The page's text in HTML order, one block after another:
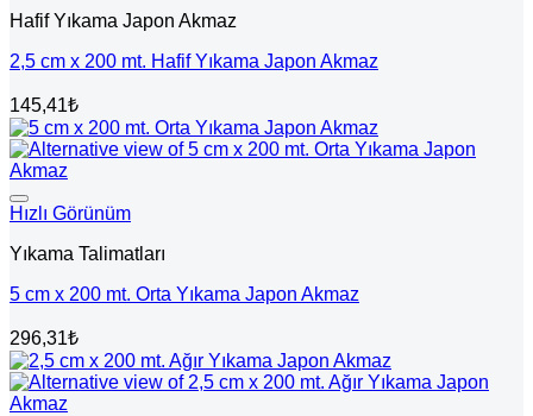
Hafif Yıkama Japon Akmaz
2,5 cm x 200 mt. Hafif Yıkama Japon Akmaz
145,41₺
Hızlı Görünüm
Yıkama Talimatları
5 cm x 200 mt. Orta Yıkama Japon Akmaz
296,31₺